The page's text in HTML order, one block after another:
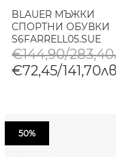
BLAUER МЪЖКИ
СПОРТНИ ОБУВКИ
S6FARRELL05.SUE
SNEAKER GREEN
€144,90/
€72,45/
50%